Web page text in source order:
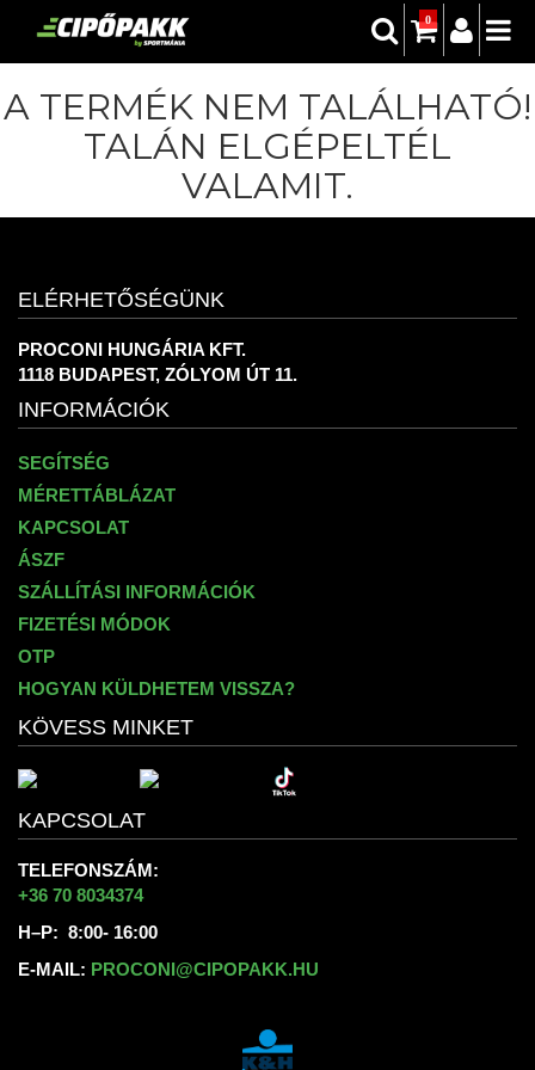
0
A TERMÉK NEM TALÁLHATÓ!
TALÁN ELGÉPELTÉL
VALAMIT.
ELÉRHETŐSÉGÜNK
PROCONI HUNGÁRIA KFT.
1118 BUDAPEST, ZÓLYOM ÚT 11.
INFORMÁCIÓK
SEGÍTSÉG
MÉRETTÁBLÁZAT
KAPCSOLAT
ÁSZF
SZÁLLÍTÁSI INFORMÁCIÓK
FIZETÉSI MÓDOK
OTP
HOGYAN KÜLDHETEM VISSZA?
KÖVESS MINKET
KAPCSOLAT
TELEFONSZÁM:
+36 70 8034374
H–P: 8:00- 16:00
E-MAIL: PROCONI@CIPOPAKK.HU